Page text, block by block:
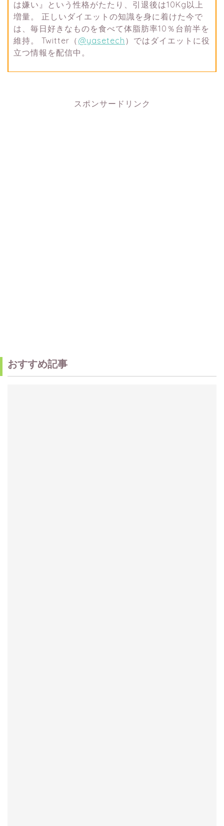
は嫌い』という性格がたたり、引退後は10Kg以上
増量。 正しいダイエットの知識を身に着けた今で
は、毎日好きなものを食べて体脂肪率10％台前半を
維持。 Twitter（ @yasetech ）ではダイエットに役
立つ情報を配信中。
スポンサードリンク
おすすめ記事